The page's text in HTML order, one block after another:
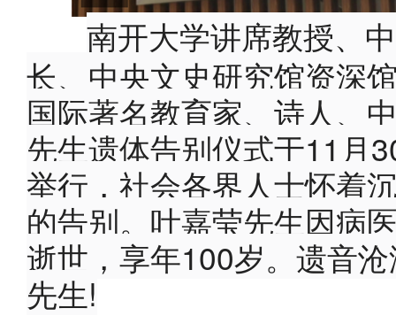
南开大学讲席教授、
长、中央文史研究馆资深
国际著名教育家、诗人、
先生遗体告别仪式于11月
举行，社会各界人士怀着
的告别。叶嘉莹先生因病
逝世，享年100岁。遗音
先生!